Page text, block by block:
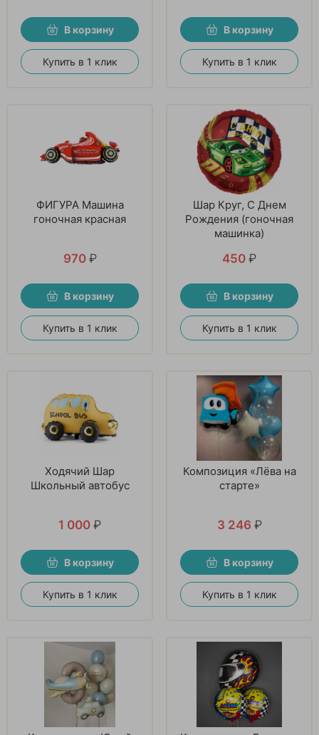
В корзину
Купить в 1 клик
В корзину
Купить в 1 клик
ФИГУРА Машина
гоночная красная
970 ₽
В корзину
Купить в 1 клик
Шар Круг, С Днем
Рождения (гоночная
машинка)
450 ₽
В корзину
Купить в 1 клик
Ходячий Шар
Школьный автобус
1 000 ₽
В корзину
Купить в 1 клик
Композиция «Лёва на
старте»
3 246 ₽
В корзину
Купить в 1 клик